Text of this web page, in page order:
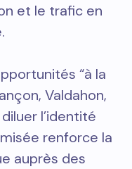
et le trafic en
“à la
Valdahon,
l’identité
renforce la
auprès des